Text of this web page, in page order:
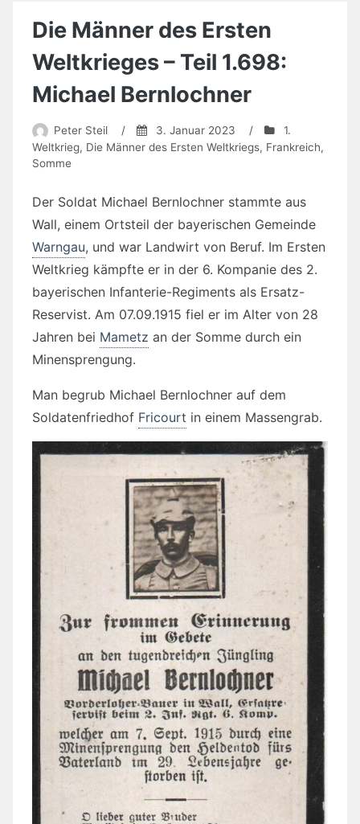
Die Männer des Ersten
Weltkrieges – Teil 1.698:
Michael Bernlochner
Peter Steil / 3. Januar 2023 /
1.
Weltkrieg, Die Männer des Ersten Weltkriegs, Frankreich,
Somme
Der Soldat Michael Bernlochner stammte aus
Wall, einem Ortsteil der bayerischen Gemeinde
Warngau, und war Landwirt von Beruf. Im Ersten
Weltkrieg kämpfte er in der 6. Kompanie des 2.
bayerischen Infanterie-Regiments als Ersatz-
Reservist. Am 07.09.1915 fiel er im Alter von 28
Jahren bei Mametz an der Somme durch ein
Minensprengung.
Man begrub Michael Bernlochner auf dem
Soldatenfriedhof Fricourt in einem Massengrab.